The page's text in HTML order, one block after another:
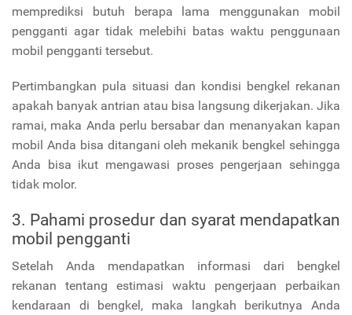
memprediksi butuh berapa lama menggunakan mobil
pengganti agar tidak melebihi batas waktu penggunaan
mobil pengganti tersebut.
Pertimbangkan pula situasi dan kondisi bengkel rekanan
apakah banyak antrian atau bisa langsung dikerjakan. Jika
ramai, maka Anda perlu bersabar dan menanyakan kapan
mobil Anda bisa ditangani oleh mekanik bengkel sehingga
Anda bisa ikut mengawasi proses pengerjaan sehingga
tidak molor.
3. Pahami prosedur dan syarat mendapatkan
mobil pengganti
Setelah Anda mendapatkan informasi dari bengkel
rekanan tentang estimasi waktu pengerjaan perbaikan
kendaraan di bengkel, maka langkah berikutnya Anda